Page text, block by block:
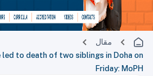
مقال
led to death of two siblings in Doha on
Friday: MoPH